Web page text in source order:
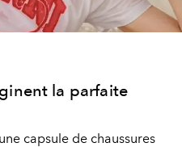
la parfaite
capsule de chaussures